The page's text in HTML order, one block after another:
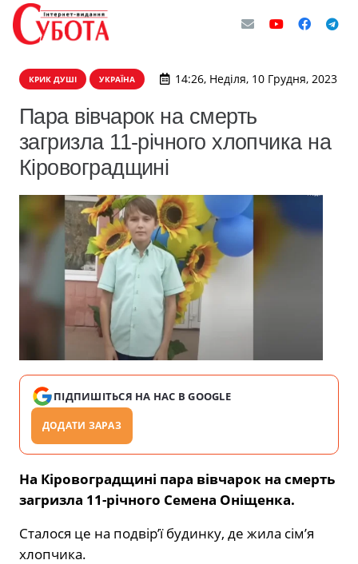
КРИК ДУШІ УКРАЇНА 14:26, Неділя, 10 Грудня, 2023
Пара вівчарок на смерть
загризла 11-річного хлопчика на
Кіровоградщині
ПІДПИШІТЬСЯ НА НАС В GOOGLE
ДОДАТИ ЗАРАЗ
На Кіровоградщині пара вівчарок на смерть
загризла 11-річного Семена Оніщенка.
Сталося це на подвір’ї будинку, де жила сім’я
хлопчика.